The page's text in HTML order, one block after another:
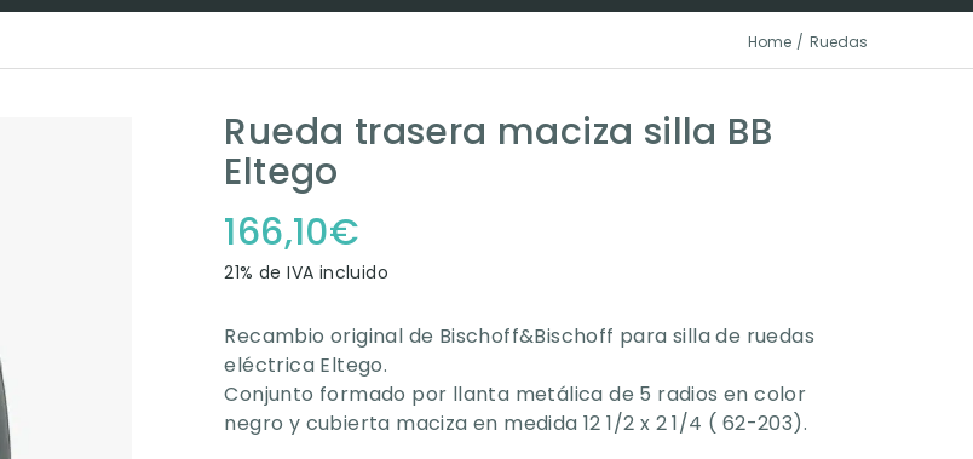
Home Ruedas
Rueda trasera maciza silla BB
Eltego
166,10€
21% de IVA incluido
Recambio original de Bischoff&Bischoff para silla de ruedas
eléctrica Eltego.
Conjunto formado por llanta metálica de 5 radios en color
negro y cubierta maciza en medida 12 1/2 x 2 1/4 ( 62-203).